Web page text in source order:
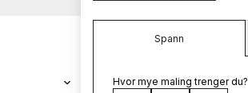
Spann
Hvor mye maling trenger du?